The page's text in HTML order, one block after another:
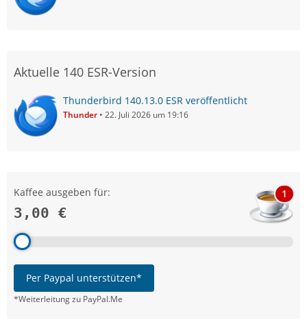
Aktuelle 140 ESR-Version
Thunderbird 140.13.0 ESR veröffentlicht
Thunder 22. Juli 2026 um 19:16
Kaffee ausgeben für:
3,00 €
1
Per Paypal unterstützen*
*Weiterleitung zu PayPal.Me